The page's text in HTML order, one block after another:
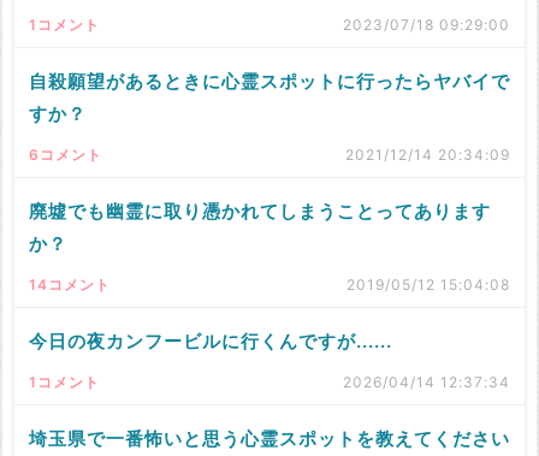
1コメント 2023/07/18 09:29:00
自殺願望があるときに心霊スポットに行ったらヤバイで
すか？
6コメント 2021/12/14 20:34:09
廃墟でも幽霊に取り憑かれてしまうことってあります
か？
14コメント 2019/05/12 15:04:08
今日の夜カンフービルに行くんですが......
1コメント 2026/04/14 12:37:34
埼玉県で一番怖いと思う心霊スポットを教えてください